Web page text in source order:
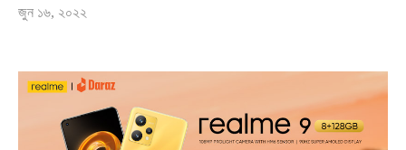
জুন ১৬, ২০২২